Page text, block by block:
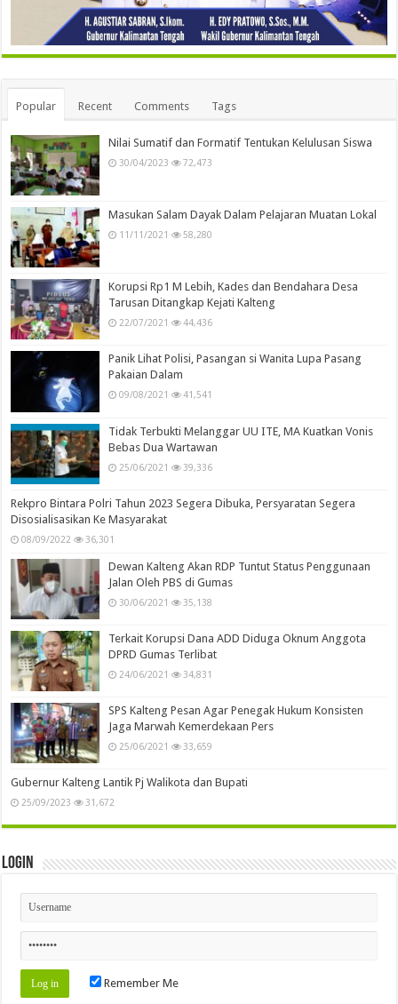
Popular Recent Comments Tags
Nilai Sumatif dan Formatif Tentukan Kelulusan Siswa
30/04/2023 72,473
Masukan Salam Dayak Dalam Pelajaran Muatan Lokal
11/11/2021 58,280
Korupsi Rp1 M Lebih, Kades dan Bendahara Desa
Tarusan Ditangkap Kejati Kalteng
22/07/2021 44,436
Panik Lihat Polisi, Pasangan si Wanita Lupa Pasang
Pakaian Dalam
09/08/2021 41,541
Tidak Terbukti Melanggar UU ITE, MA Kuatkan Vonis
Bebas Dua Wartawan
25/06/2021 39,336
Rekpro Bintara Polri Tahun 2023 Segera Dibuka, Persyaratan Segera
Disosialisasikan Ke Masyarakat
08/09/2022 36,301
Dewan Kalteng Akan RDP Tuntut Status Penggunaan
Jalan Oleh PBS di Gumas
30/06/2021 35,138
Terkait Korupsi Dana ADD Diduga Oknum Anggota
DPRD Gumas Terlibat
24/06/2021 34,831
SPS Kalteng Pesan Agar Penegak Hukum Konsisten
Jaga Marwah Kemerdekaan Pers
25/06/2021 33,659
Gubernur Kalteng Lantik Pj Walikota dan Bupati
25/09/2023 31,672
Login
Remember Me